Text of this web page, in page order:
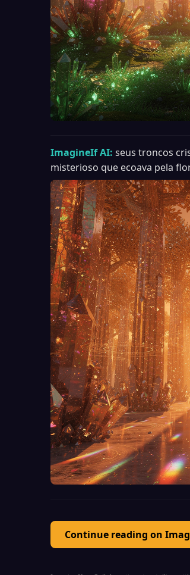
ImagineIf AI: seus troncos
misterioso que ecoava pela
Continue reading on